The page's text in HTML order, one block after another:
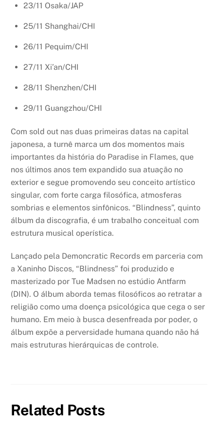
23/11 Osaka/JAP
25/11 Shanghai/CHI
26/11 Pequim/CHI
27/11 Xi’an/CHI
28/11 Shenzhen/CHI
29/11 Guangzhou/CHI
Com sold out nas duas primeiras datas na capital
japonesa, a turnê marca um dos momentos mais
importantes da história do Paradise in Flames, que
nos últimos anos tem expandido sua atuação no
exterior e segue promovendo seu conceito artístico
singular, com forte carga filosófica, atmosferas
sombrias e elementos sinfônicos. “Blindness”, quinto
álbum da discografia, é um trabalho conceitual com
estrutura musical operística.
Lançado pela Demoncratic Records em parceria com
a Xaninho Discos, “Blindness” foi produzido e
masterizado por Tue Madsen no estúdio Antfarm
(DIN). O álbum aborda temas filosóficos ao retratar a
religião como uma doença psicológica que cega o ser
humano. Em meio à busca desenfreada por poder, o
álbum expõe a perversidade humana quando não há
mais estruturas hierárquicas de controle.
Related Posts